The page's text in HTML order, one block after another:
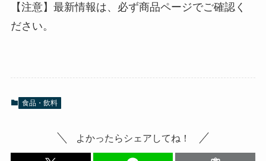
【注意】最新情報は、必ず商品ページでご確認く
ださい。
食品・飲料
よかったらシェアしてね！